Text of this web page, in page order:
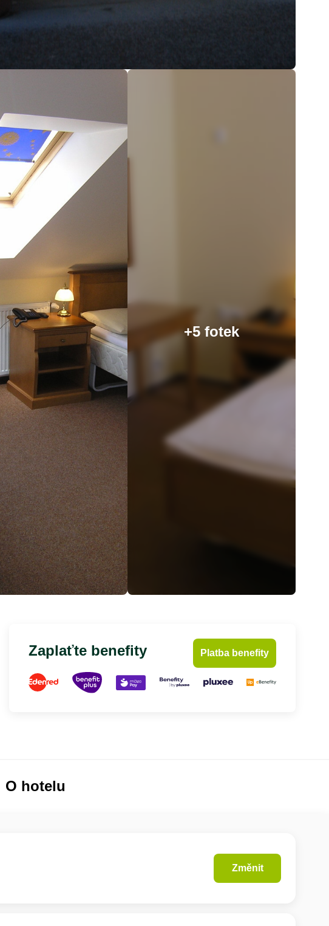
+5 fotek
Zaplaťte benefity Platba benefity
O hotelu
Změnit